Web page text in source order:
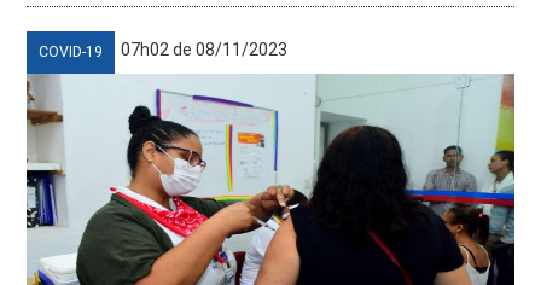
COVID-19 07h02 de 08/11/2023